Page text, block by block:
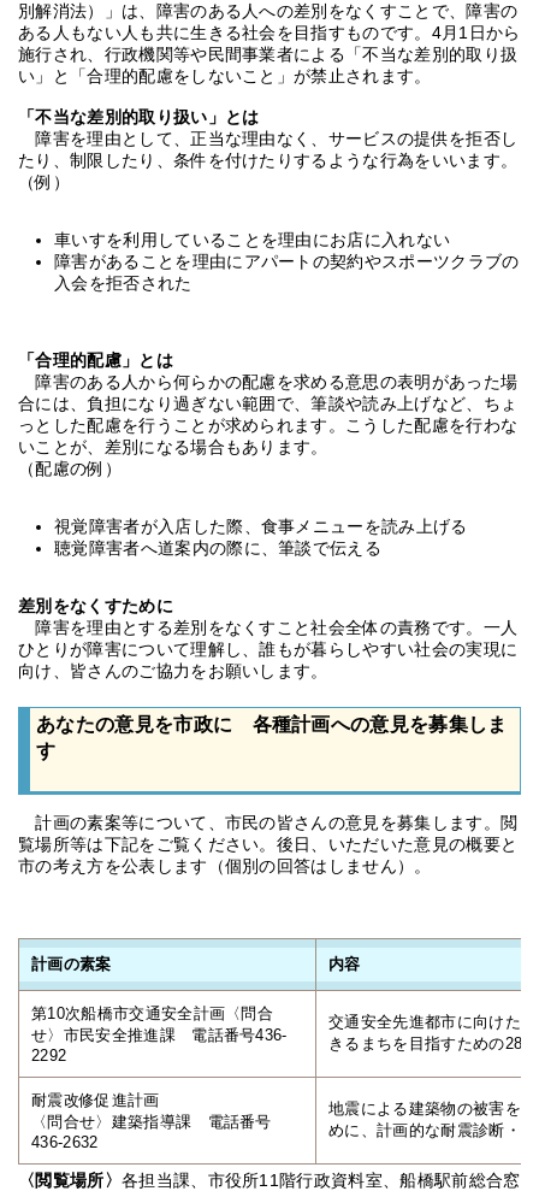
別解消法）」は、障害のある人への差別をなくすことで、障害の
ある人もない人も共に生きる社会を目指すものです。4月1日から
施行され、行政機関等や民間事業者による「不当な差別的取り扱
い」と「合理的配慮をしないこと」が禁止されます。
「不当な差別的取り扱い」とは
障害を理由として、正当な理由なく、サービスの提供を拒否し
たり、制限したり、条件を付けたりするような行為をいいます。
（例）
車いすを利用していることを理由にお店に入れない
障害があることを理由にアパートの契約やスポーツクラブの
入会を拒否された
「合理的配慮」とは
障害のある人から何らかの配慮を求める意思の表明があった場
合には、負担になり過ぎない範囲で、筆談や読み上げなど、ちょ
っとした配慮を行うことが求められます。こうした配慮を行わな
いことが、差別になる場合もあります。
（配慮の例）
視覚障害者が入店した際、食事メニューを読み上げる
聴覚障害者へ道案内の際に、筆談で伝える
差別をなくすために
障害を理由とする差別をなくすこと社会全体の責務です。一人
ひとりが障害について理解し、誰もが暮らしやすい社会の実現に
向け、皆さんのご協力をお願いします。
あなたの意見を市政に 各種計画への意見を募集しま
す
計画の素案等について、市民の皆さんの意見を募集します。閲
覧場所等は下記をご覧ください。後日、いただいた意見の概要と
市の考え方を公表します（個別の回答はしません）。
計画の素案 内容
第10次船橋市交通安全計画〈問合
せ〉市民安全推進課 電話番号436-
2292
交通安全先進都市に向けた
きるまちを目指すための28
耐震改修促進計画
〈問合せ〉建築指導課 電話番号
436-2632
地震による建築物の被害を
めに、計画的な耐震診断・
〈閲覧場所〉 各担当課、市役所11階行政資料室、船橋駅前総合窓